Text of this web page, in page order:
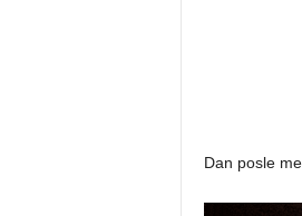
Dan posle